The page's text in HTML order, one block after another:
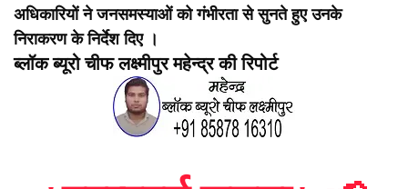
अधिकारियों ने जनसमस्याओं को गंभीरता से सुनते हुए उनके
निराकरण के निर्देश दिए ।
ब्लॉक ब्यूरो चीफ लक्ष्मीपुर महेन्द्र की रिपोर्ट